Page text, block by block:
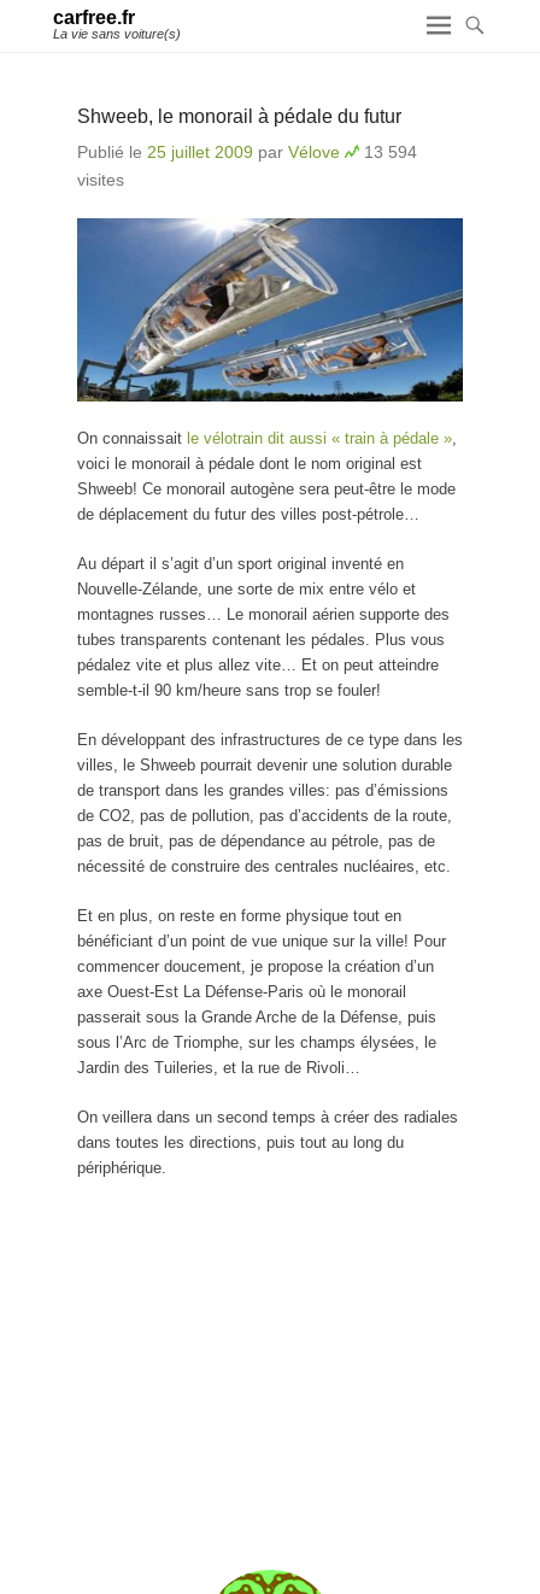
carfree.fr
La vie sans voiture(s)
Shweeb, le monorail à pédale du futur
Publié le 25 juillet 2009 par Vélove
13 594
visites
On connaissait le vélotrain dit aussi « train à pédale »,
voici le monorail à pédale dont le nom original est
Shweeb! Ce monorail autogène sera peut-être le mode
de déplacement du futur des villes post-pétrole…
Au départ il s’agit d’un sport original inventé en
Nouvelle-Zélande, une sorte de mix entre vélo et
montagnes russes… Le monorail aérien supporte des
tubes transparents contenant les pédales. Plus vous
pédalez vite et plus allez vite… Et on peut atteindre
semble-t-il 90 km/heure sans trop se fouler!
En développant des infrastructures de ce type dans les
villes, le Shweeb pourrait devenir une solution durable
de transport dans les grandes villes: pas d’émissions
de CO2, pas de pollution, pas d’accidents de la route,
pas de bruit, pas de dépendance au pétrole, pas de
nécessité de construire des centrales nucléaires, etc.
Et en plus, on reste en forme physique tout en
bénéficiant d’un point de vue unique sur la ville! Pour
commencer doucement, je propose la création d’un
axe Ouest-Est La Défense-Paris où le monorail
passerait sous la Grande Arche de la Défense, puis
sous l’Arc de Triomphe, sur les champs élysées, le
Jardin des Tuileries, et la rue de Rivoli…
On veillera dans un second temps à créer des radiales
dans toutes les directions, puis tout au long du
périphérique.